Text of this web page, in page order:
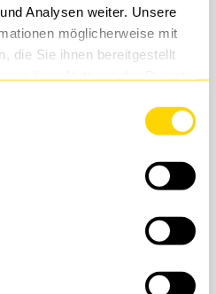
Analysen weiter. Unsere
möglicherweise mit
die Sie ihnen bereitgestellt
IT-Lifecycle eine sehr